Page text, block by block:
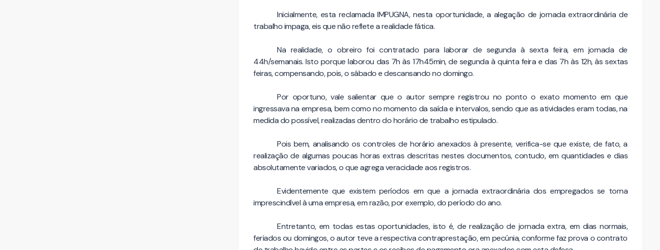
Inicialmente, esta reclamada IMPUGNA, nesta oportunidade, a alegação de jornada extraordinária de
trabalho impaga, eis que não reflete a realidade fática.
Na realidade, o obreiro foi contratado para laborar de segunda à sexta feira, em jornada de
44h/semanais. Isto porque laborou das 7h às 17h45min, de segunda à quinta feira e das 7h às 12h, às sextas
feiras, compensando, pois, o sábado e descansando no domingo.
Por oportuno, vale salientar que o autor sempre registrou no ponto o exato momento em que
ingressava na empresa, bem como no momento da saída e intervalos, sendo que as atividades eram todas, na
medida do possível, realizadas dentro do horário de trabalho estipulado.
Pois bem, analisando os controles de horário anexados à presente, verifica-se que existe, de fato, a
realização de algumas poucas horas extras descritas nestes documentos, contudo, em quantidades e dias
absolutamente variados, o que agrega veracidade aos registros.
Evidentemente que existem períodos em que a jornada extraordinária dos empregados se torna
imprescindível à uma empresa, em razão, por exemplo, do período do ano.
Entretanto, em todas estas oportunidades, isto é, de realização de jornada extra, em dias normais,
feriados ou domingos, o autor teve a respectiva contraprestação, em pecúnia, conforme faz prova o contrato